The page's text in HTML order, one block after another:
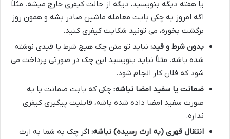
یا هفته دیگه بنویسید، دیگه از حالت کیفری خارج میشه. مثلاً
اگه امروز یه چکی بابت معامله ماشین صادر بشه و همون روز
برگشت بخوره، می تونید شکایت کیفری کنید.
بدون شرط و قید: نباید تو متن چک هیچ شرط یا قیدی نوشته
شده باشه. مثلاً نباید بنویسید این چک در صورتی پرداخت می
شود که فلان کار انجام شود.
ضمانت یا سفید امضا نباشه: چکی که بابت ضمانت یا به
صورت سفید امضا داده شده باشه، قابلیت پیگیری کیفری
نداره.
انتقال قهری (به ارث رسیده) نباشه: اگر چک به شما به ارث